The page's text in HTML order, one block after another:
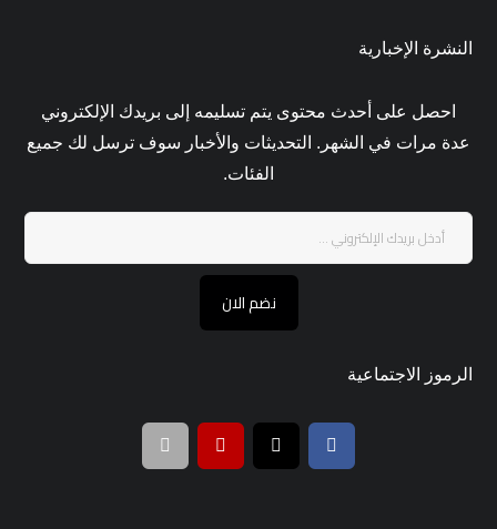
النشرة الإخبارية
احصل على أحدث محتوى يتم تسليمه إلى بريدك الإلكتروني
عدة مرات في الشهر. التحديثات والأخبار سوف ترسل لك جميع
الفئات.
نضم الان
الرموز الاجتماعية